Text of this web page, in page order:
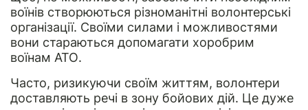
воїнів створюються різноманітні волонтерські
організації. Своїми силами і можливостями
вони стараються допомагати хоробрим
воїнам АТО.
Часто, ризикуючи своїм життям, волонтери
доставляють речі в зону бойових дій. Це дуже